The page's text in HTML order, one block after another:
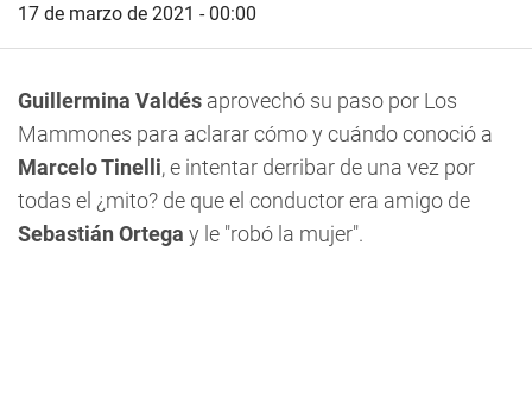
17 de marzo de 2021 - 00:00
Guillermina Valdés aprovechó su paso por Los
Mammones para aclarar cómo y cuándo conoció a
Marcelo Tinelli, e intentar derribar de una vez por
todas el ¿mito? de que el conductor era amigo de
Sebastián Ortega y le "robó la mujer".